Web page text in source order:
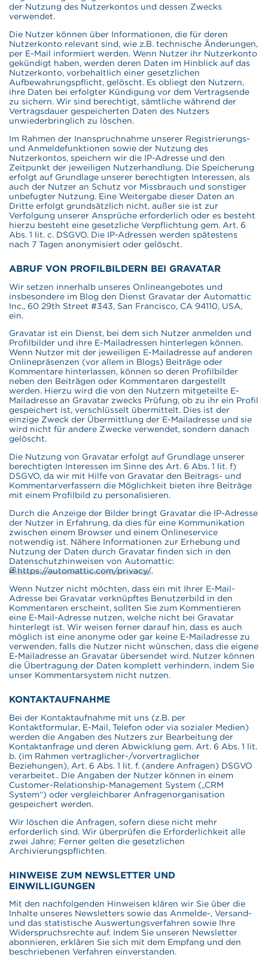
der Nutzung des Nutzerkontos und dessen Zwecks
verwendet.
Die Nutzer können über Informationen, die für deren
Nutzerkonto relevant sind, wie z.B. technische Änderungen,
per E-Mail informiert werden. Wenn Nutzer ihr Nutzerkonto
gekündigt haben, werden deren Daten im Hinblick auf das
Nutzerkonto, vorbehaltlich einer gesetzlichen
Aufbewahrungspflicht, gelöscht. Es obliegt den Nutzern,
ihre Daten bei erfolgter Kündigung vor dem Vertragsende
zu sichern. Wir sind berechtigt, sämtliche während der
Vertragsdauer gespeicherten Daten des Nutzers
unwiederbringlich zu löschen.
Im Rahmen der Inanspruchnahme unserer Registrierungs-
und Anmeldefunktionen sowie der Nutzung des
Nutzerkontos, speichern wir die IP-Adresse und den
Zeitpunkt der jeweiligen Nutzerhandlung. Die Speicherung
erfolgt auf Grundlage unserer berechtigten Interessen, als
auch der Nutzer an Schutz vor Missbrauch und sonstiger
unbefugter Nutzung. Eine Weitergabe dieser Daten an
Dritte erfolgt grundsätzlich nicht, außer sie ist zur
Verfolgung unserer Ansprüche erforderlich oder es besteht
hierzu besteht eine gesetzliche Verpflichtung gem. Art. 6
Abs. 1 lit. c. DSGVO. Die IP-Adressen werden spätestens
nach 7 Tagen anonymisiert oder gelöscht.
ABRUF VON PROFILBILDERN BEI GRAVATAR
Wir setzen innerhalb unseres Onlineangebotes und
insbesondere im Blog den Dienst Gravatar der Automattic
Inc., 60 29th Street #343, San Francisco, CA 94110, USA,
ein.
Gravatar ist ein Dienst, bei dem sich Nutzer anmelden und
Profilbilder und ihre E-Mailadressen hinterlegen können.
Wenn Nutzer mit der jeweiligen E-Mailadresse auf anderen
Onlinepräsenzen (vor allem in Blogs) Beiträge oder
Kommentare hinterlassen, können so deren Profilbilder
neben den Beiträgen oder Kommentaren dargestellt
werden. Hierzu wird die von den Nutzern mitgeteilte E-
Mailadresse an Gravatar zwecks Prüfung, ob zu ihr ein Profil
gespeichert ist, verschlüsselt übermittelt. Dies ist der
einzige Zweck der Übermittlung der E-Mailadresse und sie
wird nicht für andere Zwecke verwendet, sondern danach
gelöscht.
Die Nutzung von Gravatar erfolgt auf Grundlage unserer
berechtigten Interessen im Sinne des Art. 6 Abs. 1 lit. f)
DSGVO, da wir mit Hilfe von Gravatar den Beitrags- und
Kommentarverfassern die Möglichkeit bieten ihre Beiträge
mit einem Profilbild zu personalisieren.
Durch die Anzeige der Bilder bringt Gravatar die IP-Adresse
der Nutzer in Erfahrung, da dies für eine Kommunikation
zwischen einem Browser und einem Onlineservice
notwendig ist. Nähere Informationen zur Erhebung und
Nutzung der Daten durch Gravatar finden sich in den
Datenschutzhinweisen von Automattic:
https://automattic.com/privacy/.
Wenn Nutzer nicht möchten, dass ein mit Ihrer E-Mail-
Adresse bei Gravatar verknüpftes Benutzerbild in den
Kommentaren erscheint, sollten Sie zum Kommentieren
eine E-Mail-Adresse nutzen, welche nicht bei Gravatar
hinterlegt ist. Wir weisen ferner darauf hin, dass es auch
möglich ist eine anonyme oder gar keine E-Mailadresse zu
verwenden, falls die Nutzer nicht wünschen, dass die eigene
E-Mailadresse an Gravatar übersendet wird. Nutzer können
die Übertragung der Daten komplett verhindern, indem Sie
unser Kommentarsystem nicht nutzen.
KONTAKTAUFNAHME
Bei der Kontaktaufnahme mit uns (z.B. per
Kontaktformular, E-Mail, Telefon oder via sozialer Medien)
werden die Angaben des Nutzers zur Bearbeitung der
Kontaktanfrage und deren Abwicklung gem. Art. 6 Abs. 1 lit.
b. (im Rahmen vertraglicher-/vorvertraglicher
Beziehungen), Art. 6 Abs. 1 lit. f. (andere Anfragen) DSGVO
verarbeitet.. Die Angaben der Nutzer können in einem
Customer-Relationship-Management System („CRM
System“) oder vergleichbarer Anfragenorganisation
gespeichert werden.
Wir löschen die Anfragen, sofern diese nicht mehr
erforderlich sind. Wir überprüfen die Erforderlichkeit alle
zwei Jahre; Ferner gelten die gesetzlichen
Archivierungspflichten.
HINWEISE ZUM NEWSLETTER UND
EINWILLIGUNGEN
Mit den nachfolgenden Hinweisen klären wir Sie über die
Inhalte unseres Newsletters sowie das Anmelde-, Versand-
und das statistische Auswertungsverfahren sowie Ihre
Widerspruchsrechte auf. Indem Sie unseren Newsletter
abonnieren, erklären Sie sich mit dem Empfang und den
beschriebenen Verfahren einverstanden.